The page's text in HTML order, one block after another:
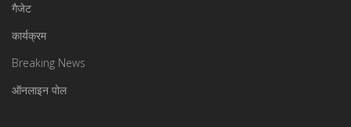
गैजेट
कार्यक्रम
Breaking News
ऑनलाइन पोल